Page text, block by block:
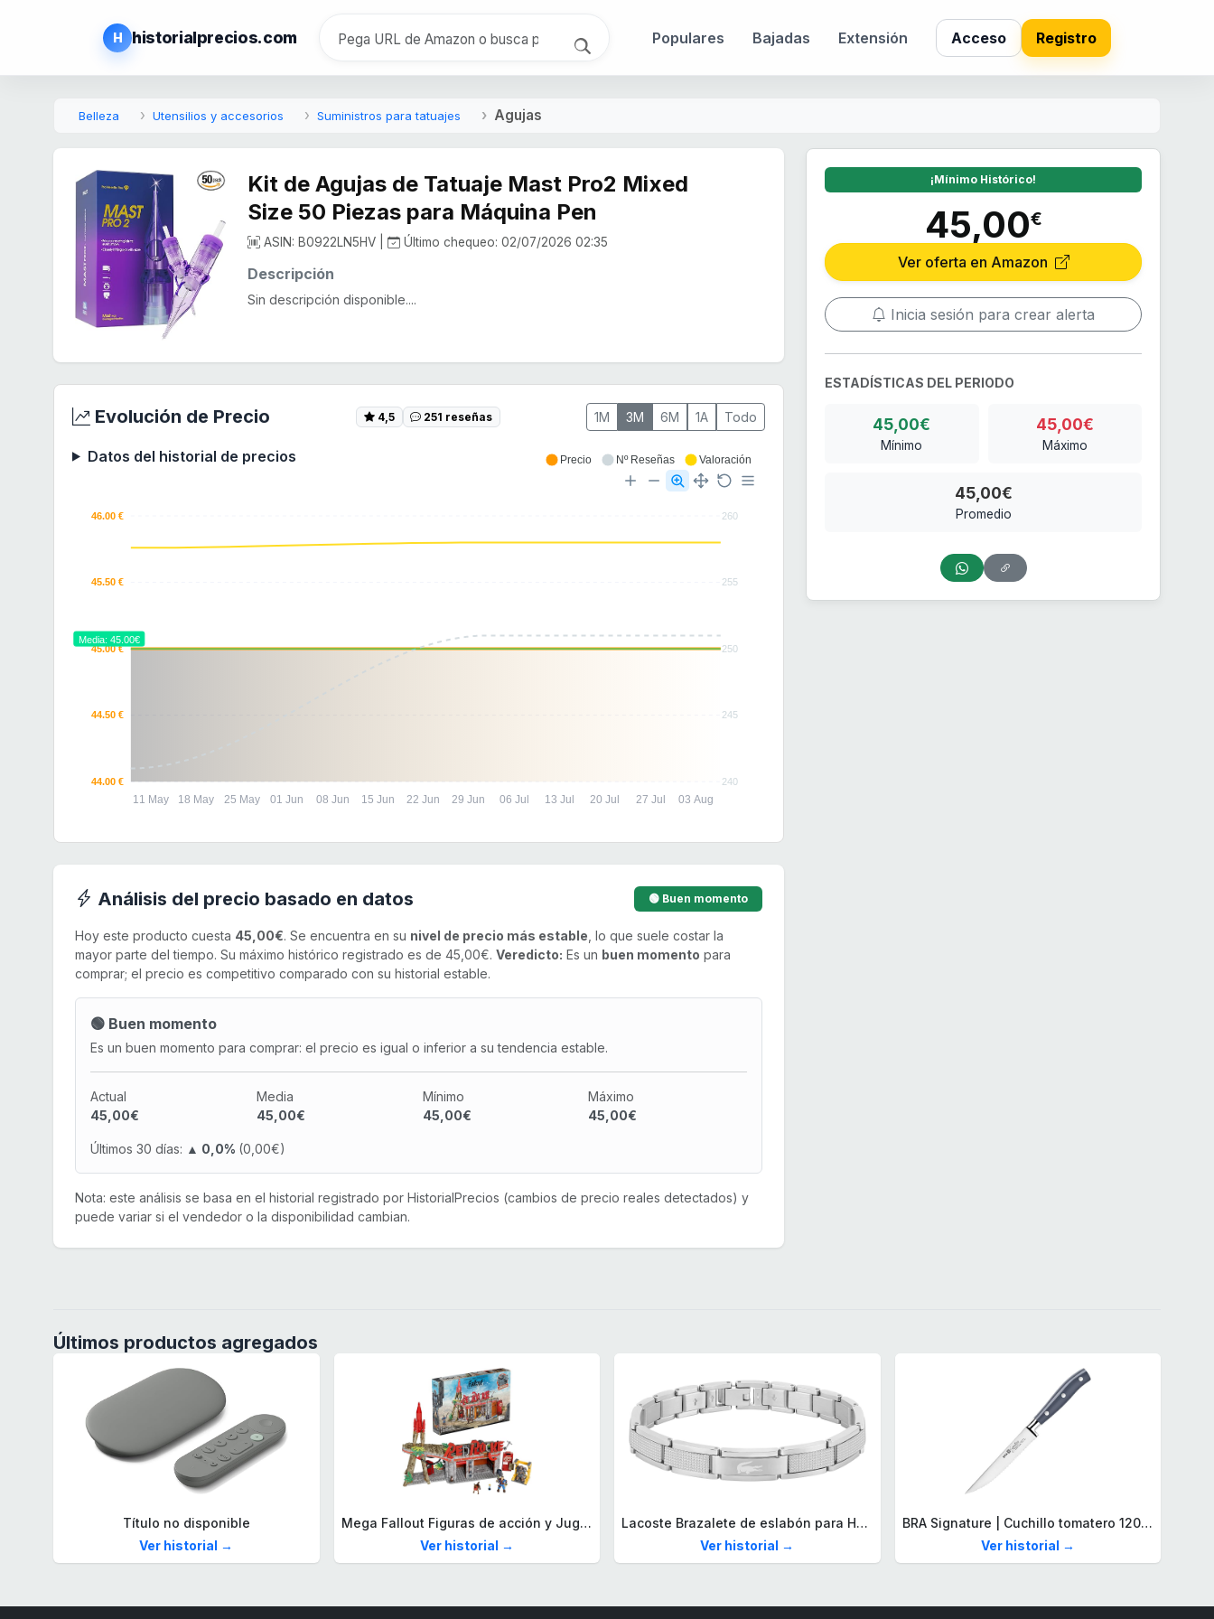
H historialprecios.com Populares Bajadas Extensión Acceso Registro
Belleza Utensilios y accesorios Suministros para tatuajes Agujas
Kit de Agujas de Tatuaje Mast Pro2 Mixed
Size 50 Piezas para Máquina Pen
ASIN: B0922LN5HV | Último chequeo: 02/07/2026 02:35
Descripción
Sin descripción disponible....
Evolución de Precio 4,5 251 reseñas 1M 3M 6M 1A Todo
Datos del historial de precios
260
255
250
245
240
46.00 €
45.50 €
45.00 €
44.50 €
44.00 €
11 May 18 May 25 May 01 Jun 08 Jun 15 Jun 22 Jun 29 Jun 06 Jul 13 Jul 20 Jul 27 Jul 03 Aug
Media: 45.00€
Precio Nº Reseñas Valoración
Análisis del precio basado en datos 🟢 Buen momento
Hoy este producto cuesta 45,00€. Se encuentra en su nivel de precio más estable , lo que suele costar la
mayor parte del tiempo. Su máximo histórico registrado es de 45,00€. Veredicto: Es un buen momento para
comprar; el precio es competitivo comparado con su historial estable.
🟢 Buen momento
Es un buen momento para comprar: el precio es igual o inferior a su tendencia estable.
Actual
45,00€
Media
45,00€
Mínimo
45,00€
Máximo
45,00€
Últimos 30 días: ▲ 0,0% (0,00€)
Nota: este análisis se basa en el historial registrado por HistorialPrecios (cambios de precio reales detectados) y
puede variar si el vendedor o la disponibilidad cambian.
¡Mínimo Histórico!
45,00€
Ver oferta en Amazon
Inicia sesión para crear alerta
ESTADÍSTICAS DEL PERIODO
45,00€
Mínimo
45,00€
Máximo
45,00€
Promedio
Últimos productos agregados
Título no disponible
Ver historial →
Mega Fallout Figuras de acción y Juguetes de construcción, Parada de Camiones Red Rocket con 824 Piezas, 2 Personajes articulados y Accesorios, para coleccionistas, HXT00
Ver historial →
Lacoste Brazalete de eslabón para Hombre Colección STENCIL de Acero inoxidable
Ver historial →
BRA Signature | Cuchillo tomatero 120 mm, Acero Inoxidable alemán forjado con Molibdeno Vanadio, Mango Remachado ABS, Diseño Ergonómico, Hoja 1,6 mm espesor
Ver historial →